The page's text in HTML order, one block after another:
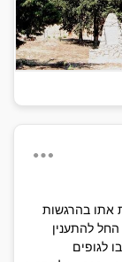
אתו בהרגשות
להתענין
לגופים